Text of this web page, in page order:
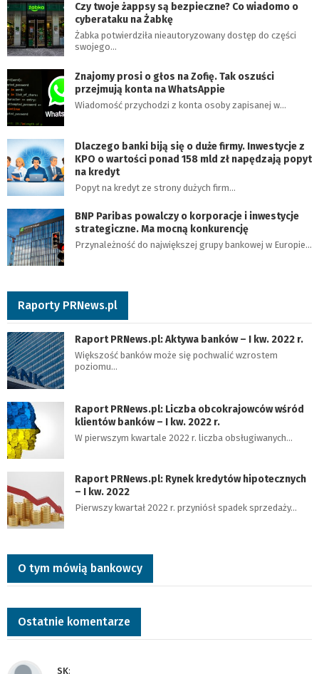
Czy twoje żappsy są bezpieczne? Co wiadomo o
cyberataku na Żabkę
Żabka potwierdziła nieautoryzowany dostęp do części
swojego…
Znajomy prosi o głos na Zofię. Tak oszuści
przejmują konta na WhatsAppie
Wiadomość przychodzi z konta osoby zapisanej w…
Dlaczego banki biją się o duże firmy. Inwestycje z
KPO o wartości ponad 158 mld zł napędzają popyt
na kredyt
Popyt na kredyt ze strony dużych firm…
BNP Paribas powalczy o korporacje i inwestycje
strategiczne. Ma mocną konkurencję
Przynależność do największej grupy bankowej w Europie…
Raporty PRNews.pl
Raport PRNews.pl: Aktywa banków – I kw. 2022 r.
Większość banków może się pochwalić wzrostem
poziomu…
Raport PRNews.pl: Liczba obcokrajowców wśród
klientów banków – I kw. 2022 r.
W pierwszym kwartale 2022 r. liczba obsługiwanych…
Raport PRNews.pl: Rynek kredytów hipotecznych
– I kw. 2022
Pierwszy kwartał 2022 r. przyniósł spadek sprzedaży…
O tym mówią bankowcy
Ostatnie komentarze
SK: